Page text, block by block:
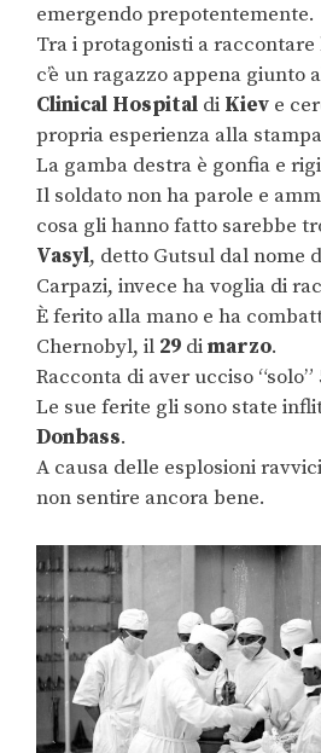
emergendo prepotentemente.
Tra i protagonisti a raccontare
c’è un ragazzo appena giunto
Clinical Hospital di Kiev e
propria esperienza alla
La gamba destra è gonfia e
Il soldato non ha parole e
cosa gli hanno fatto sarebbe
Vasyl, detto Gutsul dal nome
Carpazi, invece ha voglia di
È ferito alla mano e ha
Chernobyl, il 29 dimarzo.
Racconta di aver ucciso “solo”
Le sue ferite gli sono state
Donbass.
A causa delle esplosioni
non sentire ancora bene.